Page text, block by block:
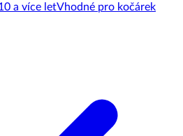
a více letVhodné pro kočárek